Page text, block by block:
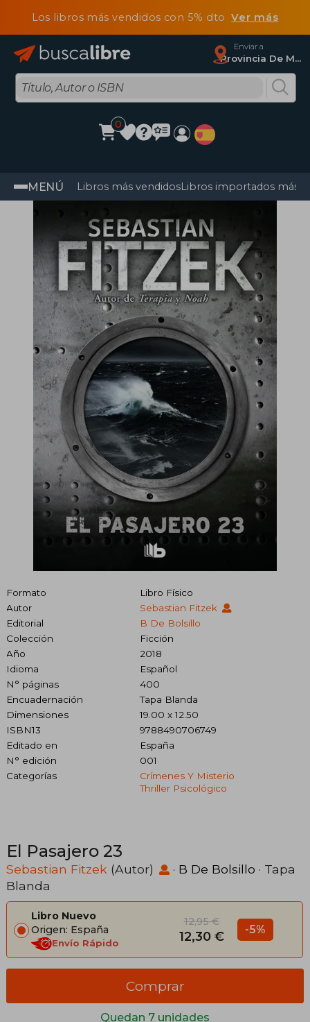
Los libros más vendidos con 5% dtoVer más
Enviar a
Provincia De Madrid
0
MENÚ Libros más vendidosLibros importados más
Formato
Libro Físico
Autor
Sebastian Fitzek
Editorial
B De Bolsillo
Colección
Ficción
Año
2018
Idioma
Español
N° páginas
400
Encuadernación
Tapa Blanda
Dimensiones
19.00 x 12.50
ISBN13
9788490706749
Editado en
España
N° edición
001
Categorías
Crímenes Y Misterio
Thriller Psicológico
El Pasajero 23
Sebastian Fitzek (Autor) · B De Bolsillo · Tapa
Blanda
Libro Nuevo
Origen: España
Envío Rápido
12,95 €
12,30 € -5%
Quedan 7 unidades
Comprar